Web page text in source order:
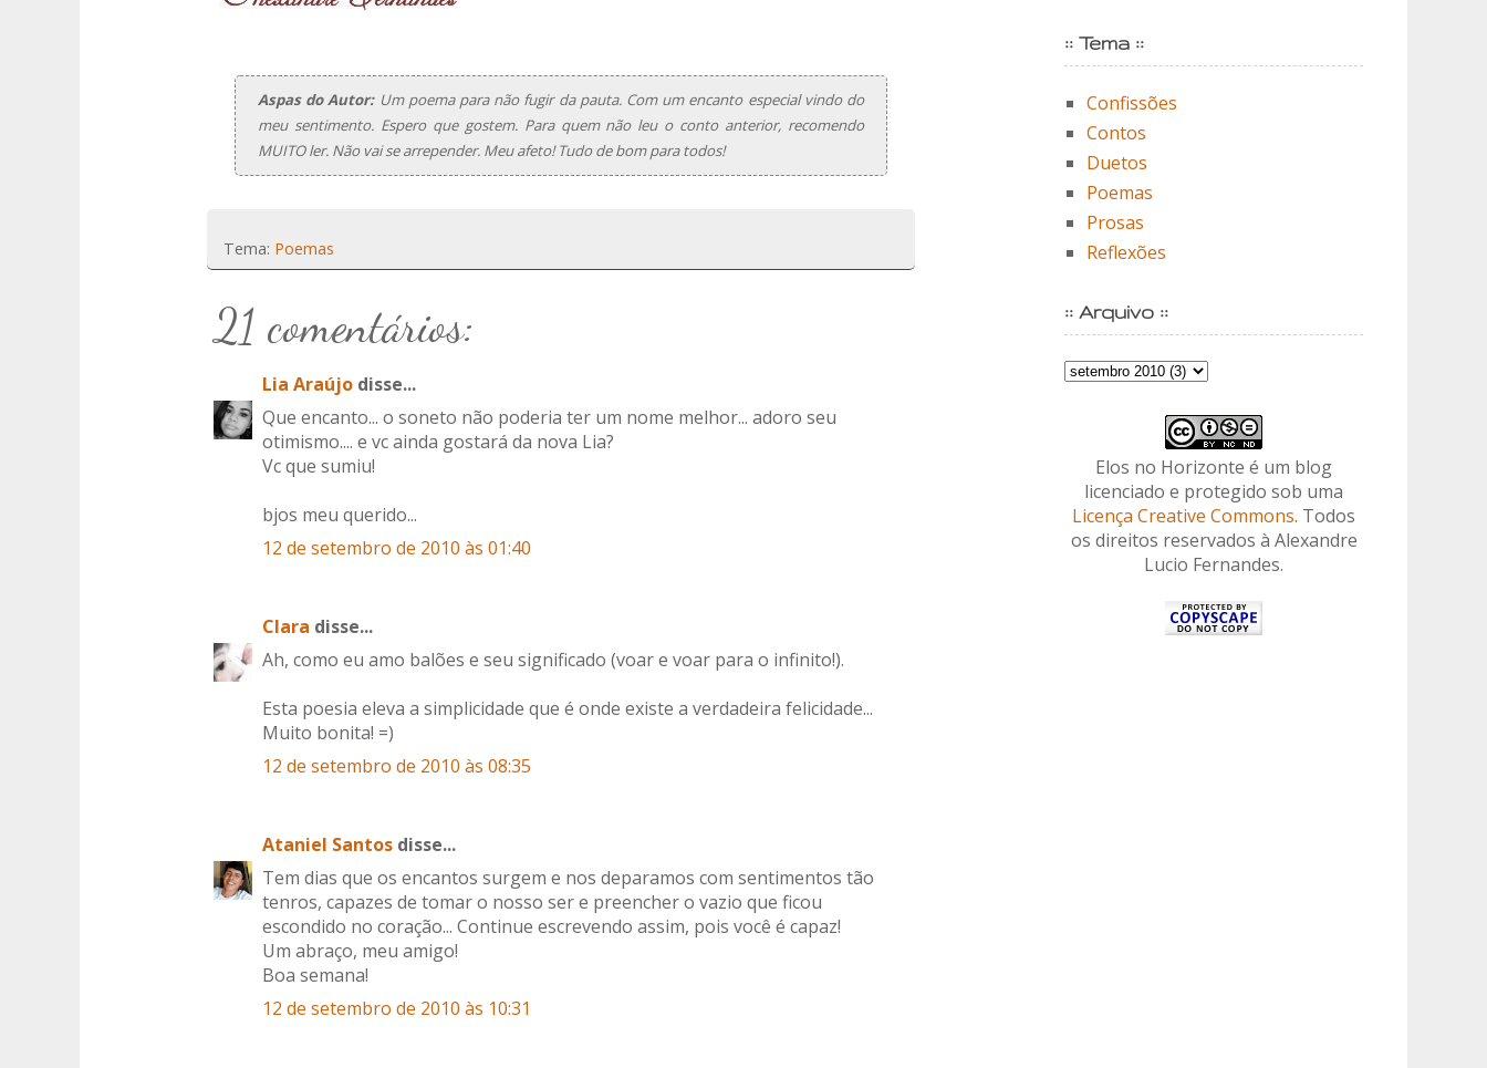
Aspas do Autor:Um poema para não fugir da pauta. Com um encanto especial vindo do
meu sentimento. Espero que gostem. Para quem não leu o conto anterior, recomendo
MUITO ler. Não vai se arrepender. Meu afeto! Tudo de bom para todos!
Tema: Poemas
21 comentários:
Lia Araújo disse...
Que encanto... o soneto não poderia ter um nome melhor... adoro seu
otimismo.... e vc ainda gostará da nova Lia?
Vc que sumiu!
bjos meu querido...
12 de setembro de 2010 às 01:40
Clara disse...
Ah, como eu amo balões e seu significado (voar e voar para o infinito!).
Esta poesia eleva a simplicidade que é onde existe a verdadeira felicidade...
Muito bonita! =)
12 de setembro de 2010 às 08:35
Ataniel Santos disse...
Tem dias que os encantos surgem e nos deparamos com sentimentos tão
tenros, capazes de tomar o nosso ser e preencher o vazio que ficou
escondido no coração... Continue escrevendo assim, pois você é capaz!
Um abraço, meu amigo!
Boa semana!
12 de setembro de 2010 às 10:31
:: Tema ::
Confissões
Contos
Duetos
Poemas
Prosas
Reflexões
:: Arquivo ::
Elos no Horizonte é um blog
licenciado e protegido sob uma
Licença Creative Commons. Todos
os direitos reservados à Alexandre
Lucio Fernandes.